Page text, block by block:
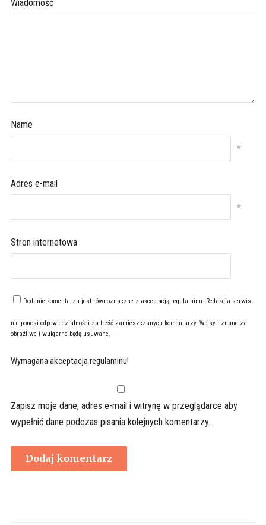
Wiadomość
Name
*
Adres e-mail
*
Stron internetowa
Dodanie komentarza jest równoznaczne z akceptacją regulaminu. Redakcja serwisu
nie ponosi odpowiedzialności za treść zamieszczanych komentarzy. Wpisy uznane za
obraźliwe i wulgarne będą usuwane.
Wymagana akceptacja regulaminu!
Zapisz moje dane, adres e-mail i witrynę w przeglądarce aby
wypełnić dane podczas pisania kolejnych komentarzy.